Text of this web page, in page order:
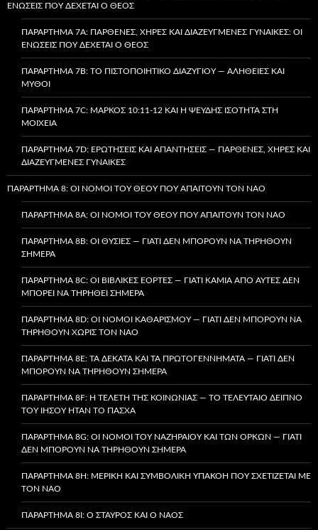
ΕΝΏΣΕΙΣ ΠΟΥ ΔΈΧΕΤΑΙ Ο ΘΕΌΣ
ΠΑΡΆΡΤΗΜΑ 7A: ΠΑΡΘΈΝΕΣ, ΧΉΡΕΣ ΚΑΙ ΔΙΑΖΕΥΓΜΈΝΕΣ ΓΥΝΑΊΚΕΣ: ΟΙ
ΕΝΏΣΕΙΣ ΠΟΥ ΔΈΧΕΤΑΙ Ο ΘΕΌΣ
ΠΑΡΆΡΤΗΜΑ 7B: ΤΟ ΠΙΣΤΟΠΟΙΗΤΙΚΌ ΔΙΑΖΥΓΊΟΥ — ΑΛΉΘΕΙΕΣ ΚΑΙ
ΜΎΘΟΙ
ΠΑΡΆΡΤΗΜΑ 7C: ΜΆΡΚΟΣ 10:11-12 ΚΑΙ Η ΨΕΥΔΉΣ ΙΣΌΤΗΤΑ ΣΤΗ
ΜΟΙΧΕΊΑ
ΠΑΡΆΡΤΗΜΑ 7D: ΕΡΩΤΉΣΕΙΣ ΚΑΙ ΑΠΑΝΤΉΣΕΙΣ — ΠΑΡΘΈΝΕΣ, ΧΉΡΕΣ ΚΑΙ
ΔΙΑΖΕΥΓΜΈΝΕΣ ΓΥΝΑΊΚΕΣ
ΠΑΡΆΡΤΗΜΑ 8: ΟΙ ΝΌΜΟΙ ΤΟΥ ΘΕΟΎ ΠΟΥ ΑΠΑΙΤΟΎΝ ΤΟΝ ΝΑΌ
ΠΑΡΆΡΤΗΜΑ 8A: ΟΙ ΝΌΜΟΙ ΤΟΥ ΘΕΟΎ ΠΟΥ ΑΠΑΙΤΟΎΝ ΤΟΝ ΝΑΌ
ΠΑΡΆΡΤΗΜΑ 8B: ΟΙ ΘΥΣΊΕΣ — ΓΙΑΤΊ ΔΕΝ ΜΠΟΡΟΎΝ ΝΑ ΤΗΡΗΘΟΎΝ
ΣΉΜΕΡΑ
ΠΑΡΆΡΤΗΜΑ 8C: ΟΙ ΒΙΒΛΙΚΈΣ ΕΟΡΤΈΣ — ΓΙΑΤΊ ΚΑΜΊΑ ΑΠΌ ΑΥΤΈΣ ΔΕΝ
ΜΠΟΡΕΊ ΝΑ ΤΗΡΗΘΕΊ ΣΉΜΕΡΑ
ΠΑΡΆΡΤΗΜΑ 8D: ΟΙ ΝΌΜΟΙ ΚΑΘΑΡΙΣΜΟΎ — ΓΙΑΤΊ ΔΕΝ ΜΠΟΡΟΎΝ ΝΑ
ΤΗΡΗΘΟΎΝ ΧΩΡΊΣ ΤΟΝ ΝΑΌ
ΠΑΡΆΡΤΗΜΑ 8E: ΤΑ ΔΈΚΑΤΑ ΚΑΙ ΤΑ ΠΡΩΤΟΓΕΝΝΉΜΑΤΑ — ΓΙΑΤΊ ΔΕΝ
ΜΠΟΡΟΎΝ ΝΑ ΤΗΡΗΘΟΎΝ ΣΉΜΕΡΑ
ΠΑΡΆΡΤΗΜΑ 8F: Η ΤΕΛΕΤΉ ΤΗΣ ΚΟΙΝΩΝΊΑΣ — ΤΟ ΤΕΛΕΥΤΑΊΟ ΔΕΊΠΝΟ
ΤΟΥ ΙΗΣΟΎ ΉΤΑΝ ΤΟ ΠΆΣΧΑ
ΠΑΡΆΡΤΗΜΑ 8G: ΟΙ ΝΌΜΟΙ ΤΟΥ ΝΑΖΗΡΑΊΟΥ ΚΑΙ ΤΩΝ ΌΡΚΩΝ — ΓΙΑΤΊ
ΔΕΝ ΜΠΟΡΟΎΝ ΝΑ ΤΗΡΗΘΟΎΝ ΣΉΜΕΡΑ
ΠΑΡΆΡΤΗΜΑ 8H: ΜΕΡΙΚΉ ΚΑΙ ΣΥΜΒΟΛΙΚΉ ΥΠΑΚΟΉ ΠΟΥ ΣΧΕΤΊΖΕΤΑΙ ΜΕ
ΤΟΝ ΝΑΌ
ΠΑΡΆΡΤΗΜΑ 8I: Ο ΣΤΑΥΡΌΣ ΚΑΙ Ο ΝΑΌΣ